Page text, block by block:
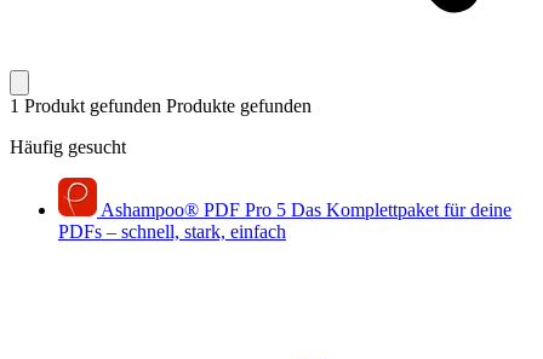
1 Produkt gefunden Produkte gefunden
Häufig gesucht
Ashampoo® PDF Pro 5 Das Komplettpaket für deine
PDFs – schnell, stark, einfach